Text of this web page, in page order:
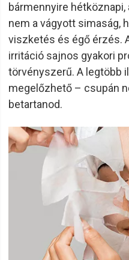
bármennyire
nem a vágyott simaság,
viszketés és égő érzés.
irritáció sajnos gyakori
törvényszerű. A legtöbb
megelőzhető – csupán
betartanod.